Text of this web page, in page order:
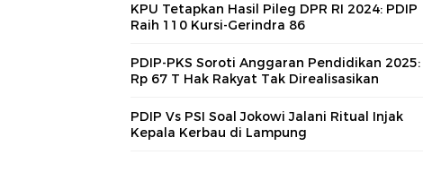
KPU Tetapkan Hasil Pileg DPR RI 2024: PDIP
Raih 110 Kursi-Gerindra 86
PDIP-PKS Soroti Anggaran Pendidikan 2025:
Rp 67 T Hak Rakyat Tak Direalisasikan
PDIP Vs PSI Soal Jokowi Jalani Ritual Injak
Kepala Kerbau di Lampung